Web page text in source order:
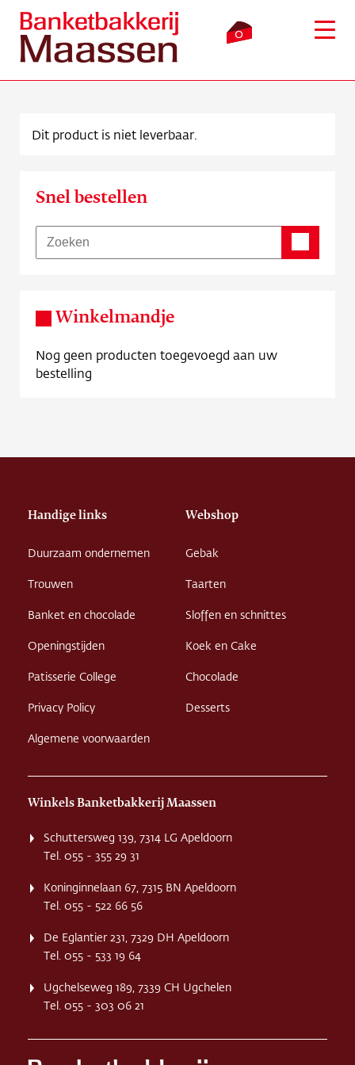
0
Verkooppunten
Over ons
Contact
Dit product is niet leverbaar.
Snel bestellen
Winkelmandje
Nog geen producten toegevoegd aan uw
bestelling
Handige links
Duurzaam ondernemen
Trouwen
Banket en chocolade
Openingstijden
Patisserie College
Privacy Policy
Algemene voorwaarden
Webshop
Gebak
Taarten
Sloffen en schnittes
Koek en Cake
Chocolade
Desserts
Winkels Banketbakkerij Maassen
Schuttersweg 139, 7314 LG Apeldoorn
Tel. 055 - 355 29 31
Koninginnelaan 67, 7315 BN Apeldoorn
Tel. 055 - 522 66 56
De Eglantier 231, 7329 DH Apeldoorn
Tel. 055 - 533 19 64
Ugchelseweg 189, 7339 CH Ugchelen
Tel. 055 - 303 06 21